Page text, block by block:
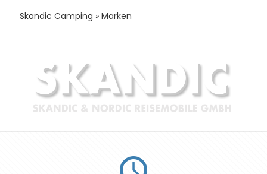
Skandic Camping » Marken